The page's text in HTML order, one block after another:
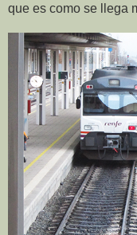
que es como se llega